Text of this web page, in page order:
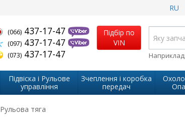
RU
(066) 437-17-47
(097) 437-17-47
(073) 437-17-47
Підбір по
VIN
Підвіска і Рульове
управління
Зчеплення і коробка
передач
Рульова тяга